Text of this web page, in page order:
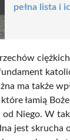
pełna lista i
ma także
łamią
od Niego. W
jest skrucha